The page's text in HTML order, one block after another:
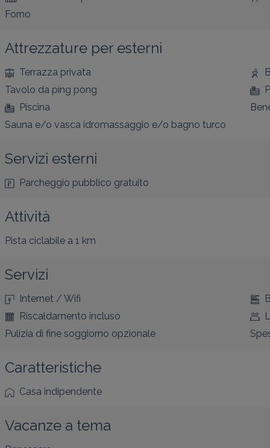
Forno
Attrezzature per esterni
Terrazza privata
Tavolo da ping pong
Piscina
Sauna e/o vasca idromassaggio e/o bagno turco
Servizi esterni
Parcheggio pubblico gratuito
Attività
Pista ciclabile a 1 km
Servizi
Internet / Wifi
Riscaldamento incluso
Pulizia di fine soggiorno opzionale
Caratteristiche
Casa indipendente
Vacanze a tema